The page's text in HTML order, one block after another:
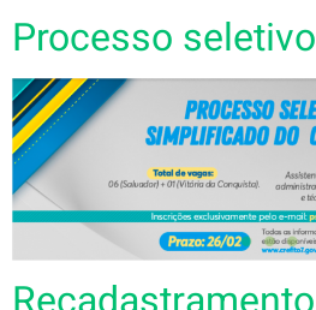
Processo seletivo